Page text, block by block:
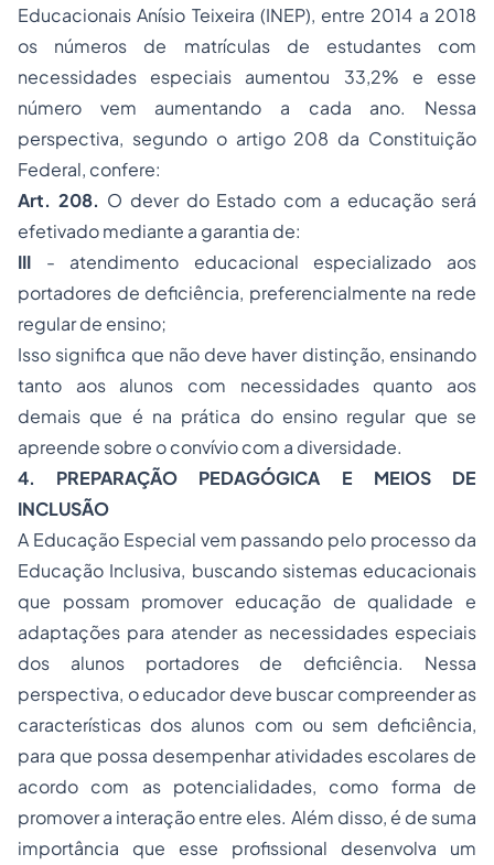
Educacionais Anísio Teixeira (INEP), entre 2014 a 2018
os números de matrículas de estudantes com
necessidades especiais aumentou 33,2% e esse
número vem aumentando a cada ano. Nessa
perspectiva, segundo o artigo 208 da Constituição
Federal, confere:
Art. 208. O dever do Estado com a educação será
efetivado mediante a garantia de:
III - atendimento educacional especializado aos
portadores de deficiência, preferencialmente na rede
regular de ensino;
Isso significa que não deve haver distinção, ensinando
tanto aos alunos com necessidades quanto aos
demais que é na prática do ensino regular que se
apreende sobre o convívio com a diversidade.
4. PREPARAÇÃO PEDAGÓGICA E MEIOS DE
INCLUSÃO
A Educação Especial vem passando pelo processo da
Educação Inclusiva, buscando sistemas educacionais
que possam promover educação de qualidade e
adaptações para atender as necessidades especiais
dos alunos portadores de deficiência. Nessa
perspectiva, o educador deve buscar compreender as
características dos alunos com ou sem deficiência,
para que possa desempenhar atividades escolares de
acordo com as potencialidades, como forma de
promover a interação entre eles. Além disso, é de suma
importância que esse profissional desenvolva um